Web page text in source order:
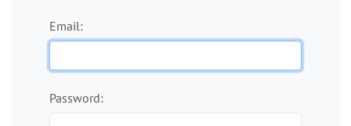
Email:
Password: